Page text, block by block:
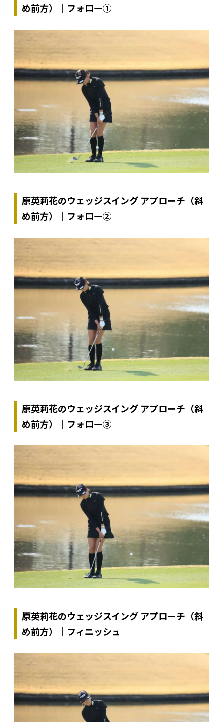
め前方）｜フォロー①
原英莉花のウェッジスイング アプローチ（斜
め前方）｜フォロー②
原英莉花のウェッジスイング アプローチ（斜
め前方）｜フォロー③
原英莉花のウェッジスイング アプローチ（斜
め前方）｜フィニッシュ